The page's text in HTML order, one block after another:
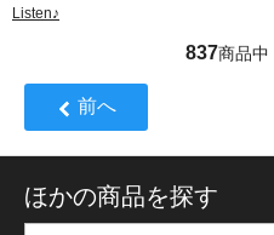
Listen♪
837商品中
前へ
ほかの商品を探す